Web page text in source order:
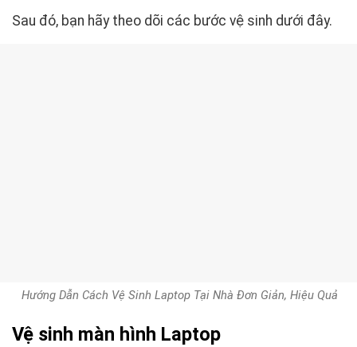
Sau đó, bạn hãy theo dõi các bước vệ sinh dưới đây.
Hướng Dẫn Cách Vệ Sinh Laptop Tại Nhà Đơn Giản, Hiệu Quả
Vệ sinh màn hình Laptop